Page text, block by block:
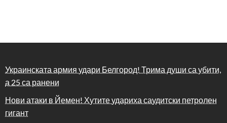
Украинската армия удари Белгород! Трима души са убити,
а 25 са ранени
Нови атаки в Йемен! Хутите удариха саудитски петролен
гигант